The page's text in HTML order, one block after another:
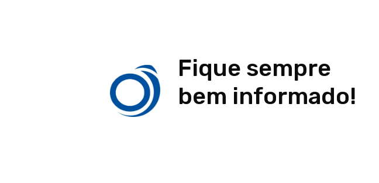
Fique sempre
bem informado!